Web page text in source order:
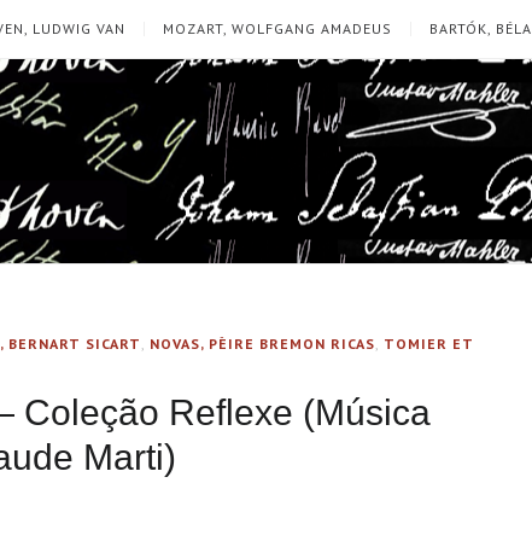
LUDWIG VAN MOZART, WOLFGANG AMADEUS BARTÓK, BÉLA
BERNART SICART, NOVAS, PÈIRE BREMON RICAS, TOMIER ET
Coleção Reflexe (Música
Marti)